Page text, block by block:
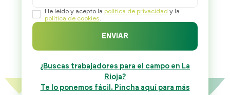
He leído y acepto la política de privacidad y la
política de cookies
ENVIAR
¿Buscas trabajadores para el campo en La
Rioja?
Te lo ponemos fácil. Pincha aquí para más